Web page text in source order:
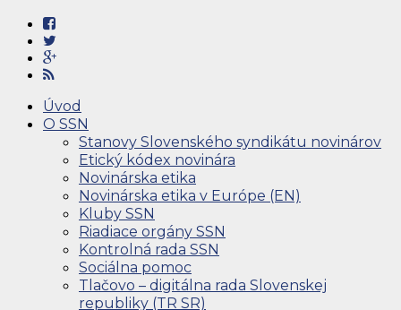
Úvod
O SSN
Stanovy Slovenského syndikátu novinárov
Etický kódex novinára
Novinárska etika
Novinárska etika v Európe (EN)
Kluby SSN
Riadiace orgány SSN
Kontrolná rada SSN
Sociálna pomoc
Tlačovo – digitálna rada Slovenskej
republiky (TR SR)